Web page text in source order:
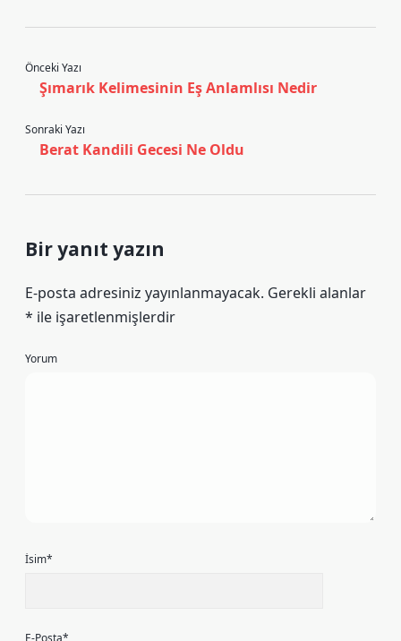
Önceki Yazı
Şımarık Kelimesinin Eş Anlamlısı Nedir
Sonraki Yazı
Berat Kandili Gecesi Ne Oldu
Bir yanıt yazın
E-posta adresiniz yayınlanmayacak. Gerekli alanlar
* ile işaretlenmişlerdir
Yorum
İsim*
E-Posta*